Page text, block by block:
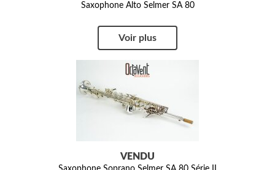
Saxophone Alto Selmer SA 80
Voir plus
VENDU